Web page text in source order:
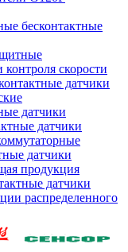
бесконтактные
скорости
датчики
датчики
датчики
датчики
продукция
датчики
распределенного